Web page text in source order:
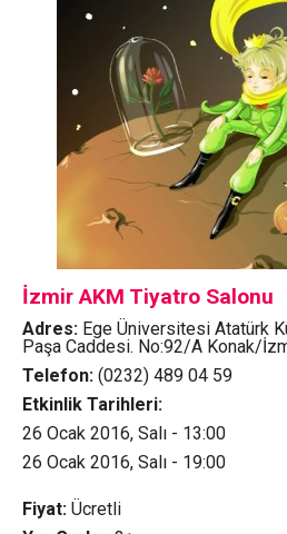
İzmir AKM Tiyatro Salonu
Adres: Ege Üniversitesi Atatürk
Paşa Caddesi. No:92/A Konak/
Telefon: (0232) 489 04 59
Etkinlik Tarihleri:
26 Ocak 2016, Salı - 13:00
26 Ocak 2016, Salı - 19:00
Fiyat:Ücretli